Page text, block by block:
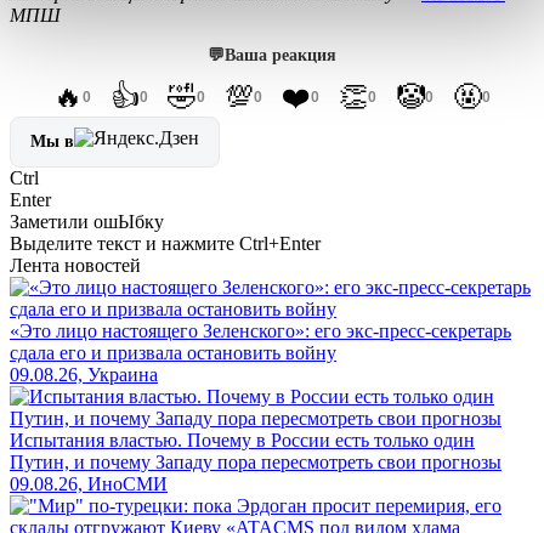
МПШ
💬Ваша реакция
🔥 0 👍0 🤣0 💯0 ❤️0 👏0 🤡0 🤬0
Мы в
Ctrl
Enter
Заметили ошЫбку
Выделите текст и нажмите Ctrl+Enter
Лента новостей
«Это лицо настоящего Зеленского»: его экс-пресс-секретарь
сдала его и призвала остановить войну
09.08.26, Украина
Испытания властью. Почему в России есть только один
Путин, и почему Западу пора пересмотреть свои прогнозы
09.08.26, ИноСМИ